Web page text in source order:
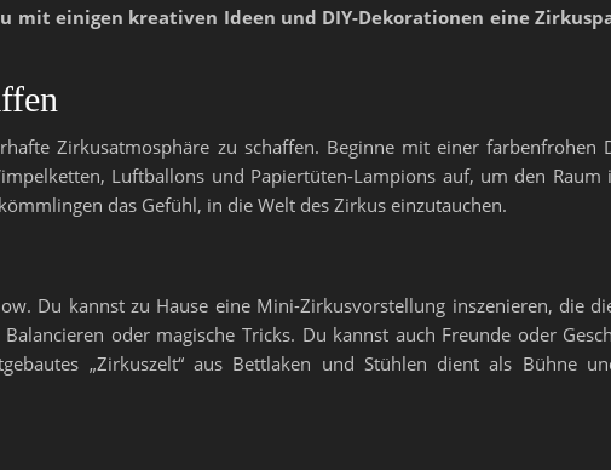
mit einigen kreativen Ideen und DIY-Dekorationen eine
Zirkusatmosphäre zu schaffen. Beginne mit einer
Luftballons und Papiertüten-Lampions auf, um den
das Gefühl, in die Welt des Zirkus einzutauchen.
Du kannst zu Hause eine Mini-Zirkusvorstellung inszenieren, die
oder magische Tricks. Du kannst auch Freunde oder
„Zirkuszelt“ aus Bettlaken und Stühlen dient als Bühne